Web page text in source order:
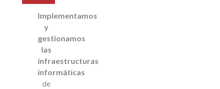
Implementamos
y
gestionamos
las
infraestructuras
informáticas
de